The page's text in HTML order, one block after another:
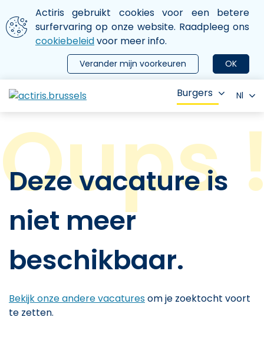
Aller au contenu principal
We gebruiken cookies
Actiris gebruikt cookies voor een betere
surfervaring op onze website. Raadpleeg ons
cookiebeleidvoor meer info.
OK
Verander mijn voorkeuren
le menu
Burgers Nl
Deze vacature is
niet meer
beschikbaar.
Bekijk onze andere vacaturesom je zoektocht voort
te zetten.